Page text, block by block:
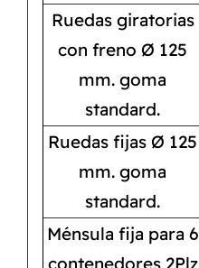
Ruedas giratorias
con freno Ø 125
mm. goma
standard.
Ruedas fijas Ø 125
mm. goma
standard.
Ménsula fija para 6